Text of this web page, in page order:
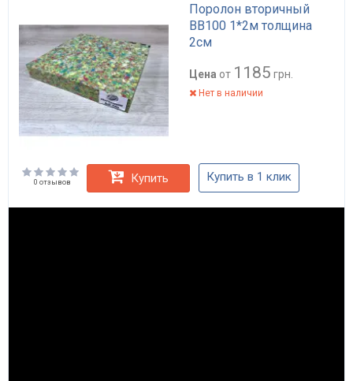
Поролон вторичный
BB100 1*2м толщина
2см
Цена от 1185 грн.
Нет в наличии
0 отзывов Купить Купить в 1 клик